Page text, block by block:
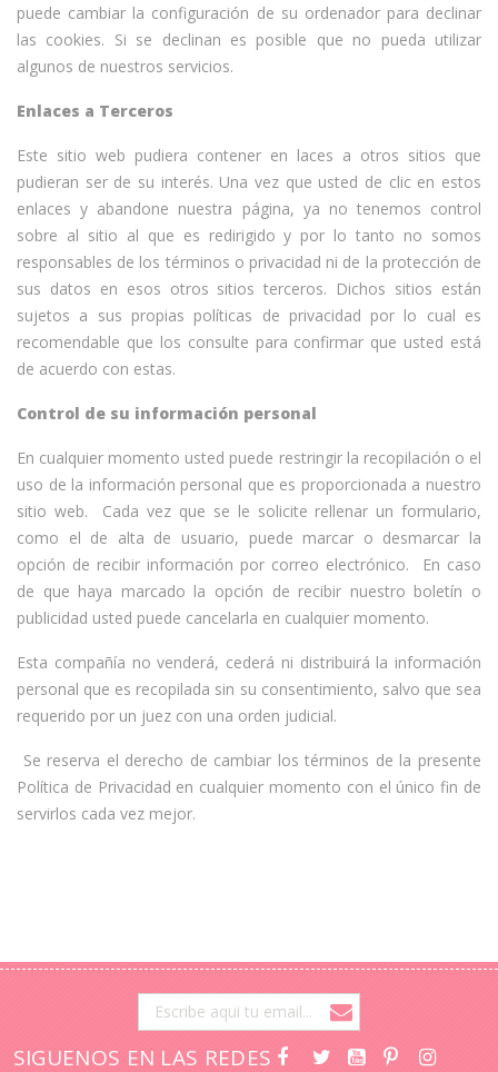
puede cambiar la configuración de su ordenador para declinar
las cookies. Si se declinan es posible que no pueda utilizar
algunos de nuestros servicios.
Enlaces a Terceros
Este sitio web pudiera contener en laces a otros sitios que
pudieran ser de su interés. Una vez que usted de clic en estos
enlaces y abandone nuestra página, ya no tenemos control
sobre al sitio al que es redirigido y por lo tanto no somos
responsables de los términos o privacidad ni de la protección de
sus datos en esos otros sitios terceros. Dichos sitios están
sujetos a sus propias políticas de privacidad por lo cual es
recomendable que los consulte para confirmar que usted está
de acuerdo con estas.
Control de su información personal
En cualquier momento usted puede restringir la recopilación o el
uso de la información personal que es proporcionada a nuestro
sitio web. Cada vez que se le solicite rellenar un formulario,
como el de alta de usuario, puede marcar o desmarcar la
opción de recibir información por correo electrónico. En caso
de que haya marcado la opción de recibir nuestro boletín o
publicidad usted puede cancelarla en cualquier momento.
Esta compañía no venderá, cederá ni distribuirá la información
personal que es recopilada sin su consentimiento, salvo que sea
requerido por un juez con una orden judicial.
Se reserva el derecho de cambiar los términos de la presente
Política de Privacidad en cualquier momento con el único fin de
servirlos cada vez mejor.
SIGUENOS EN LAS REDES